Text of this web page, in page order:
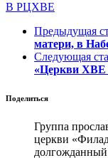
В РЦХВЕ
Предыдущая
матери, в
Следующая
«Церкви ХВЕ
Поделиться
Группа
церкви